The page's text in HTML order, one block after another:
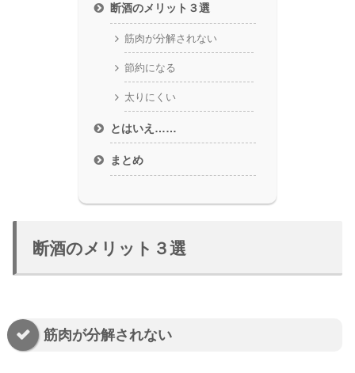
断酒のメリット３選
筋肉が分解されない
節約になる
太りにくい
とはいえ……
まとめ
断酒のメリット３選
筋肉が分解されない